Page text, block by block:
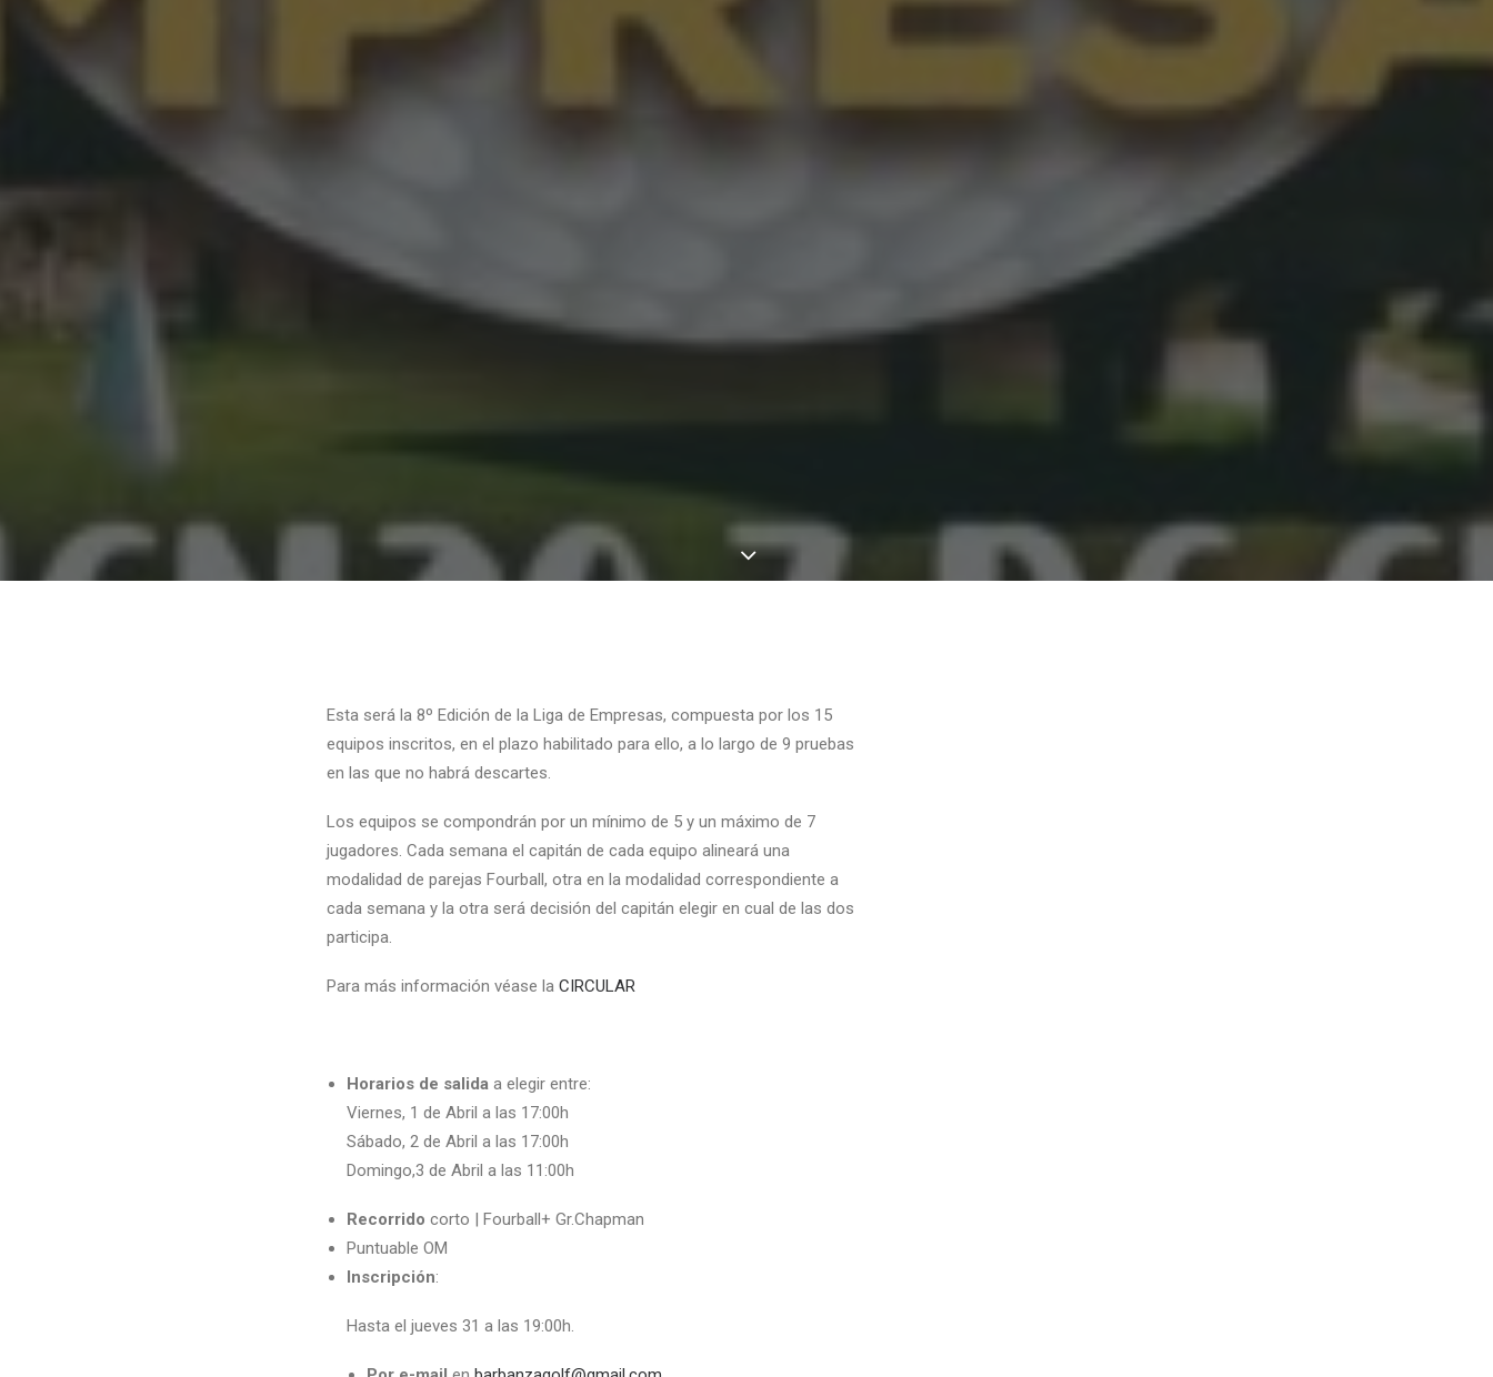
Esta será la 8º Edición de la Liga de Empresas, compuesta por los 15
equipos inscritos, en el plazo habilitado para ello, a lo largo de 9 pruebas
en las que no habrá descartes.
Los equipos se compondrán por un mínimo de 5 y un máximo de 7
jugadores. Cada semana el capitán de cada equipo alineará una
modalidad de parejas Fourball, otra en la modalidad correspondiente a
cada semana y la otra será decisión del capitán elegir en cual de las dos
participa.
Para más información véase la CIRCULAR
Horarios de salida a elegir entre:
Viernes, 1 de Abril a las 17:00h
Sábado, 2 de Abril a las 17:00h
Domingo,3 de Abril a las 11:00h
Recorrido corto | Fourball+ Gr.Chapman
Puntuable OM
Inscripción:
Hasta el jueves 31 a las 19:00h.